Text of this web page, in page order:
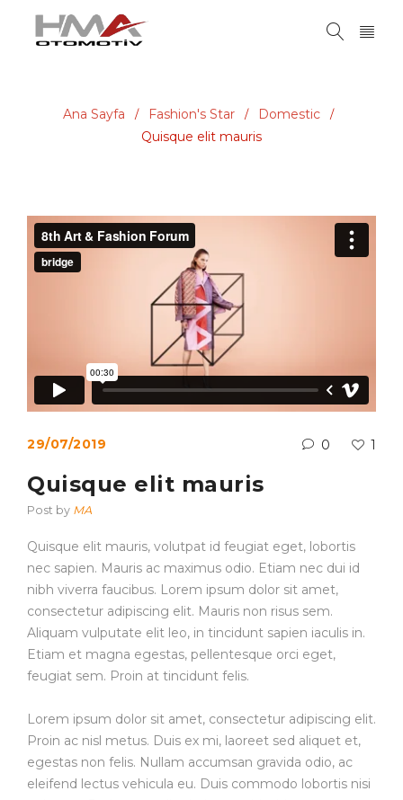
Ana Sayfa / Fashion's Star / Domestic /
Quisque elit mauris
29/07/2019 0 1
Quisque elit mauris
Post by MA
Quisque elit mauris, volutpat id feugiat eget, lobortis
nec sapien. Mauris ac maximus odio. Etiam nec dui id
nibh viverra faucibus. Lorem ipsum dolor sit amet,
consectetur adipiscing elit. Mauris non risus sem.
Aliquam vulputate elit leo, in tincidunt sapien iaculis in.
Etiam et magna egestas, pellentesque orci eget,
feugiat sem. Proin at tincidunt felis.
Lorem ipsum dolor sit amet, consectetur adipiscing elit.
Proin ac nisl metus. Duis ex mi, laoreet sed aliquet et,
egestas non felis. Nullam accumsan gravida odio, ac
eleifend lectus vehicula eu. Duis commodo lobortis nisi